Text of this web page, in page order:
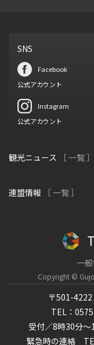
SNS
Facebook
公式アカウント
Instagram
公式アカウント
観光ニュース ［ 一覧 ］
連盟情報 ［ 一覧 ］
一
Copyright ©
〒501-
TEL：
受付／8時30分～
緊急時の連絡